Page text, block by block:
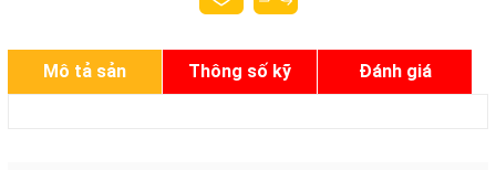
Mô tả sản Thông số kỹ Đánh giá